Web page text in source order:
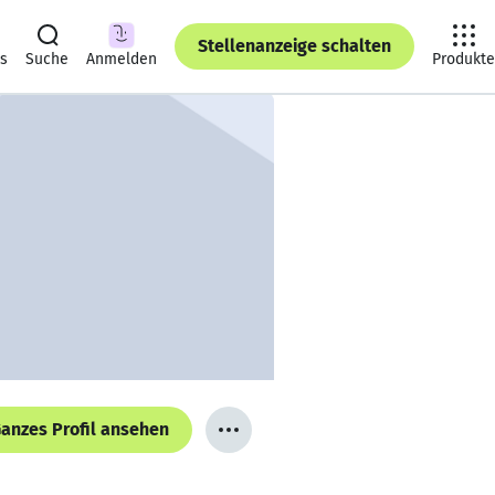
Suche Anmelden
Stellenanzeige schalten
Produkte
Profil ansehen